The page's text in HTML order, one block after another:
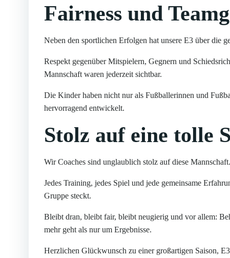
Fairness und
Neben den sportlichen Erfolgen hat unsere E3 über die
Respekt gegenüber Mitspielern, Gegnern und
Mannschaft waren jederzeit sichtbar.
Die Kinder haben nicht nur als Fußballerinnen und
hervorragend entwickelt.
Stolz auf eine tolle
Wir Coaches sind unglaublich stolz auf diese Mannschaft.
Jedes Training, jedes Spiel und jede gemeinsame
Gruppe steckt.
Bleibt dran, bleibt fair, bleibt neugierig und vor allem:
mehr geht als nur um Ergebnisse.
Herzlichen Glückwunsch zu einer großartigen Saison,